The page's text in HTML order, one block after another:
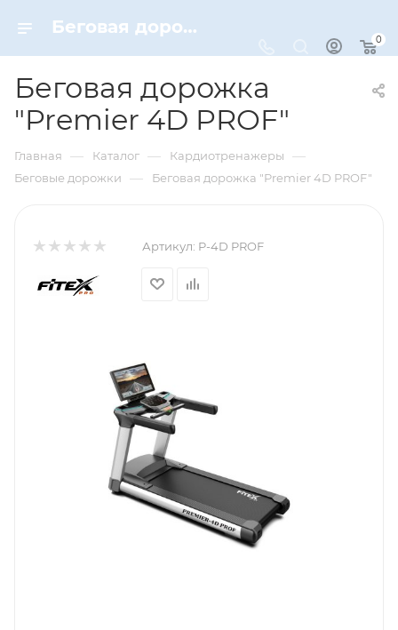
Беговая дорожка "Premier 4D PROF" – купить по цене 536000 руб. в интернет-магазине Dynamic-Sport
0
Беговая дорожка
"Premier 4D PROF"
Главная — Каталог — Кардиотренажеры —
Беговые дорожки — Беговая дорожка "Premier 4D PROF"
Артикул: P-4D PROF